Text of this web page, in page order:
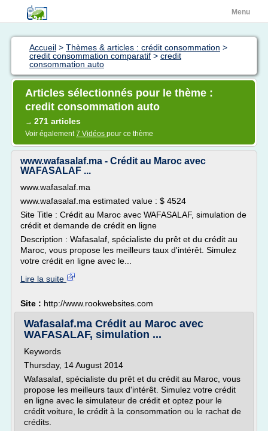
Menu
Accueil > Thèmes & articles : crédit consommation >
credit consommation comparatif > credit
consommation auto
Articles sélectionnés pour le thème :
credit consommation auto
→ 271 articles
Voir également7 Vidéos pour ce thème
www.wafasalaf.ma - Crédit au Maroc avec
WAFASALAF ...
www.wafasalaf.ma
www.wafasalaf.ma estimated value : $ 4524
Site Title : Crédit au Maroc avec WAFASALAF, simulation de
crédit et demande de crédit en ligne
Description : Wafasalaf, spécialiste du prêt et du crédit au
Maroc, vous propose les meilleurs taux d'intérêt. Simulez
votre crédit en ligne avec le...
Lire la suite
Site : http://www.rookwebsites.com
Wafasalaf.ma Crédit au Maroc avec
WAFASALAF, simulation ...
Keywords
Thursday, 14 August 2014
Wafasalaf, spécialiste du prêt et du crédit au Maroc, vous
propose les meilleurs taux d'intérêt. Simulez votre crédit
en ligne avec le simulateur de crédit et optez pour le
crédit voiture, le crédit à la consommation ou le rachat de
crédits.